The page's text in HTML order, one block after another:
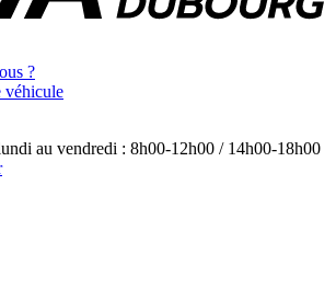
?
véhicule
au vendredi : 8h00-12h00 / 14h00-18h00